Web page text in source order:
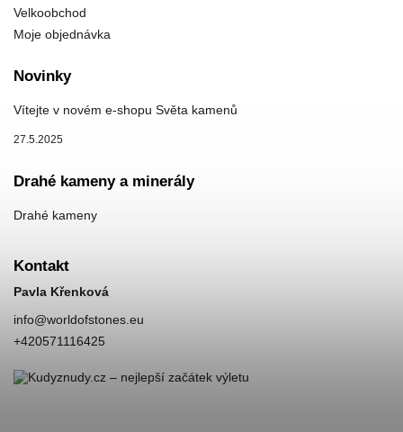
Velkoobchod
Moje objednávka
Novinky
Vítejte v novém e-shopu Světa kamenů
27.5.2025
Drahé kameny a minerály
Drahé kameny
Kontakt
Pavla Křenková
info@worldofstones.eu
+420571116425